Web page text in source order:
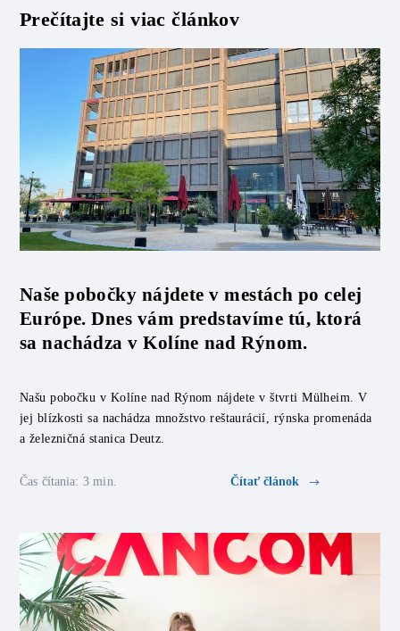
Prečítajte si viac článkov
Naše pobočky nájdete v mestách po celej
Európe. Dnes vám predstavíme tú, ktorá
sa nachádza v Kolíne nad Rýnom.
Našu pobočku v Kolíne nad Rýnom nájdete v štvrti Mülheim. V
jej blízkosti sa nachádza množstvo reštaurácií, rýnska promenáda
a železničná stanica Deutz.
Čas čítania: 3 min. Čítať článok